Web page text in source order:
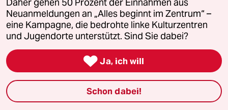
Shop
Fragen & Hilfe
Daher gehen 50 Prozent der Einnahmen aus
Neuanmeldungen an „Alles beginnt im Zentrum“ –
eine Kampagne, die bedrohte linke Kulturzentren
und Jugendorte unterstützt. Sind Sie dabei?
 Ja, ich will
Schon dabei!